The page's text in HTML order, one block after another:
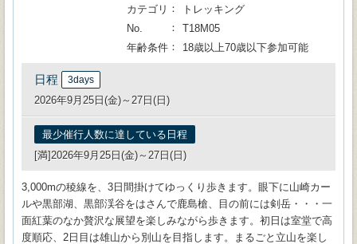
カテゴリ
トレッキング
No.
T18M05
年齢条件
18歳以上70歳以下参加可能
日程 3days
2026年9月25日(金)～27日(日)
最少催行人数に達している日程
[満]2026年9月25日(金)～27日(日)
3,000mの稜線を、3日間掛けてゆっくり歩きます。眼下に山崎カー
ルや黒部湖、黒部渓谷をはさんで鹿島槍、目の前には剣岳・・・一
面紅葉のなか贅沢な展望を楽しみながら歩きます。初日は室堂で高
度順応、2日目は雄山から別山を目指します。まるごと立山を楽し